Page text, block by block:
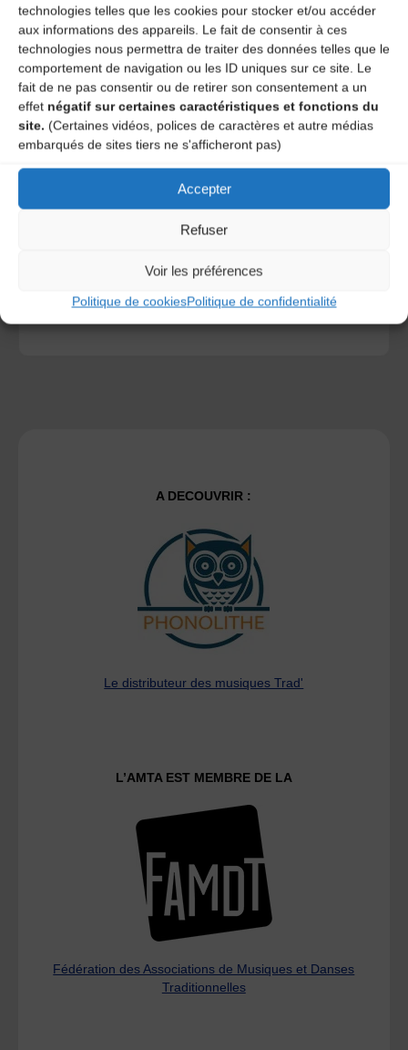
technologies telles que les cookies pour stocker et/ou accéder
aux informations des appareils. Le fait de consentir à ces
technologies nous permettra de traiter des données telles que le
comportement de navigation ou les ID uniques sur ce site. Le
fait de ne pas consentir ou de retirer son consentement a un
effet négatif sur certaines caractéristiques et fonctions du
site. (Certaines vidéos, polices de caractères et autre médias
embarqués de sites tiers ne s'afficheront pas)
Accepter
Refuser
Voir les préférences
Politique de cookiesPolitique de confidentialité
Save my name, email, and site URL in my browser for next
Ce site utilise Akismet pour réduire les indésirables.
commentaires sont traitées.
A DECOUVRIR :
Le distributeur des musiques Trad'
L’AMTA EST MEMBRE DE LA
Fédération des Associations de Musiques et Danses
Traditionnelles